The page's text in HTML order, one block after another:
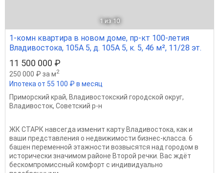
1 из 10
1-комн квартира в новом доме, пр-кт 100-летия
Владивостока, 105А 5, д. 105А 5, к. 5, 46 м², 11/28 эт.
11 500 000 ₽
250 000 ₽ за м2
Ипотека от 55 100 ₽ в месяц
Приморский край, Владивостокский городской округ,
Владивосток, Советский р-н
ЖК СТАРК навсегда изменит карту Владивостока, как и
ваши представления о недвижимости бизнес-класса. 6
башен переменной этажности возвысятся над городом в
исторически значимом районе Второй речки. Вас ждёт
бескомпромиссный комфорт с индивидуально